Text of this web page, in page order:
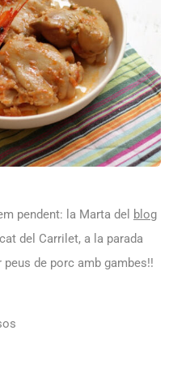
pendent: la Marta del blog
del Carrilet, a la parada
de porc amb gambes!!